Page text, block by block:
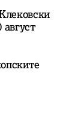
август